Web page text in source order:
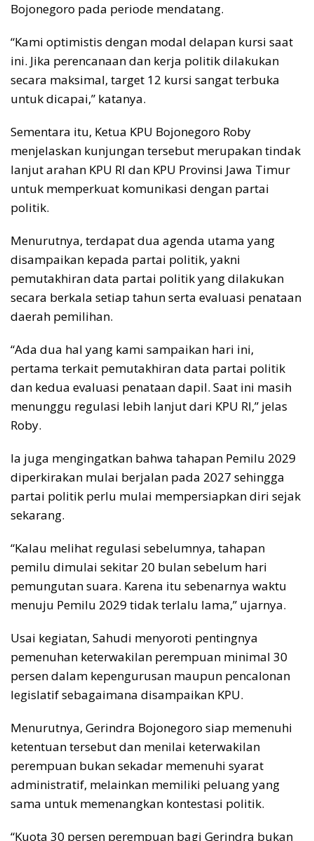
Bojonegoro pada periode mendatang.
“Kami optimistis dengan modal delapan kursi saat
ini. Jika perencanaan dan kerja politik dilakukan
secara maksimal, target 12 kursi sangat terbuka
untuk dicapai,” katanya.
Sementara itu, Ketua KPU Bojonegoro Roby
menjelaskan kunjungan tersebut merupakan tindak
lanjut arahan KPU RI dan KPU Provinsi Jawa Timur
untuk memperkuat komunikasi dengan partai
politik.
Menurutnya, terdapat dua agenda utama yang
disampaikan kepada partai politik, yakni
pemutakhiran data partai politik yang dilakukan
secara berkala setiap tahun serta evaluasi penataan
daerah pemilihan.
“Ada dua hal yang kami sampaikan hari ini,
pertama terkait pemutakhiran data partai politik
dan kedua evaluasi penataan dapil. Saat ini masih
menunggu regulasi lebih lanjut dari KPU RI,” jelas
Roby.
Ia juga mengingatkan bahwa tahapan Pemilu 2029
diperkirakan mulai berjalan pada 2027 sehingga
partai politik perlu mulai mempersiapkan diri sejak
sekarang.
“Kalau melihat regulasi sebelumnya, tahapan
pemilu dimulai sekitar 20 bulan sebelum hari
pemungutan suara. Karena itu sebenarnya waktu
menuju Pemilu 2029 tidak terlalu lama,” ujarnya.
Usai kegiatan, Sahudi menyoroti pentingnya
pemenuhan keterwakilan perempuan minimal 30
persen dalam kepengurusan maupun pencalonan
legislatif sebagaimana disampaikan KPU.
Menurutnya, Gerindra Bojonegoro siap memenuhi
ketentuan tersebut dan menilai keterwakilan
perempuan bukan sekadar memenuhi syarat
administratif, melainkan memiliki peluang yang
sama untuk memenangkan kontestasi politik.
“Kuota 30 persen perempuan bagi Gerindra bukan